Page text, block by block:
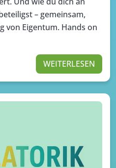
– gemeinsam,
von Eigentum. Hands on
WEITERLESEN